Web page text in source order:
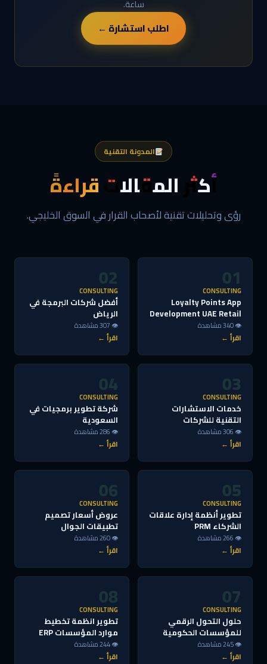
ساعة.
اطلب استشارة ←
المدونة التقنية
أكثر المقالات قراءةً
رؤى وتحليلات تقنية لأصحاب القرار في السوق الخليجي.
01
CONSULTING
Loyalty Points App
Development UAE Retail
👁 340 مشاهدة
اقرأ ←
02
CONSULTING
أفضل شركات البرمجة في
الرياض
👁 307 مشاهدة
اقرأ ←
03
CONSULTING
خدمات الاستشارات
التقنية للشركات
👁 306 مشاهدة
اقرأ ←
04
CONSULTING
شركة تطوير برمجيات في
السعودية
👁 286 مشاهدة
اقرأ ←
05
CONSULTING
تطوير أنظمة إدارة علاقات
الشركاء PRM
👁 266 مشاهدة
اقرأ ←
06
CONSULTING
عروض أسعار تصميم
تطبيقات الجوال
👁 260 مشاهدة
اقرأ ←
07
CONSULTING
حلول التحول الرقمي
للمؤسسات الحكومية
👁 245 مشاهدة
اقرأ ←
08
CONSULTING
تطوير انظمة تخطيط
موارد المؤسسات ERP
👁 244 مشاهدة
اقرأ ←